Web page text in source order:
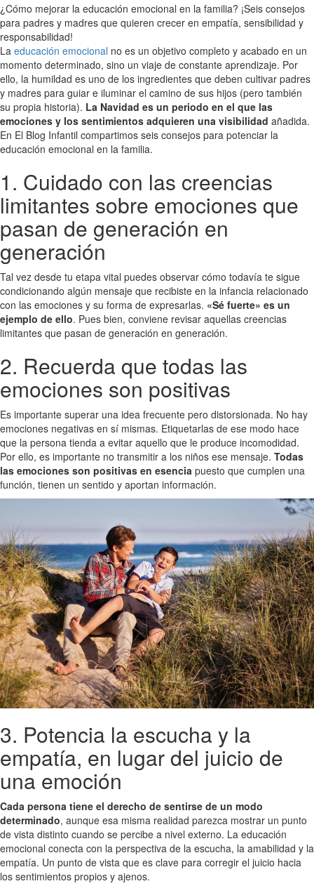
¿Cómo mejorar la educación emocional en la familia? ¡Seis consejos
para padres y madres que quieren crecer en empatía, sensibilidad y
responsabilidad!
La educación emocional no es un objetivo completo y acabado en un
momento determinado, sino un viaje de constante aprendizaje. Por
ello, la humildad es uno de los ingredientes que deben cultivar padres
y madres para guiar e iluminar el camino de sus hijos (pero también
su propia historia). La Navidad es un periodo en el que las
emociones y los sentimientos adquieren una visibilidad añadida.
En El Blog Infantil compartimos seis consejos para potenciar la
educación emocional en la familia.
1. Cuidado con las creencias
limitantes sobre emociones que
pasan de generación en
generación
Tal vez desde tu etapa vital puedes observar cómo todavía te sigue
condicionando algún mensaje que recibiste en la infancia relacionado
con las emociones y su forma de expresarlas. «Sé fuerte» es un
ejemplo de ello. Pues bien, conviene revisar aquellas creencias
limitantes que pasan de generación en generación.
2. Recuerda que todas las
emociones son positivas
Es importante superar una idea frecuente pero distorsionada. No hay
emociones negativas en sí mismas. Etiquetarlas de ese modo hace
que la persona tienda a evitar aquello que le produce incomodidad.
Por ello, es importante no transmitir a los niños ese mensaje. Todas
las emociones son positivas en esencia puesto que cumplen una
función, tienen un sentido y aportan información.
3. Potencia la escucha y la
empatía, en lugar del juicio de
una emoción
Cada persona tiene el derecho de sentirse de un modo
determinado, aunque esa misma realidad parezca mostrar un punto
de vista distinto cuando se percibe a nivel externo. La educación
emocional conecta con la perspectiva de la escucha, la amabilidad y la
empatía. Un punto de vista que es clave para corregir el juicio hacia
los sentimientos propios y ajenos.